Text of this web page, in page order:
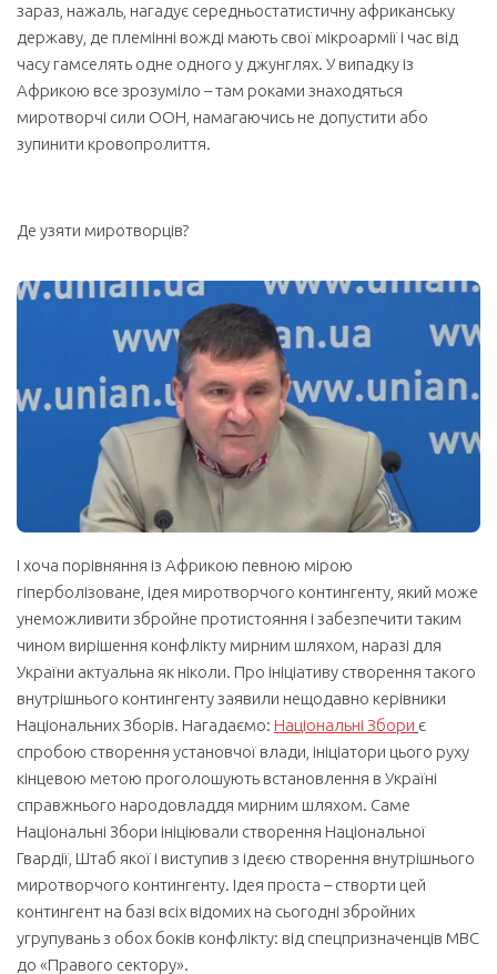
зараз, нажаль, нагадує середньостатистичну африканську
державу, де племінні вожді мають свої мікроармії і час від
часу гамселять одне одного у джунглях. У випадку із
Африкою все зрозуміло – там роками знаходяться
миротворчі сили ООН, намагаючись не допустити або
зупинити кровопролиття.
Де узяти миротворців?
І хоча порівняння із Африкою певною мірою
гіперболізоване, ідея миротворчого контингенту, який може
унеможливити збройне протистояння і забезпечити таким
чином вирішення конфлікту мирним шляхом, наразі для
України актуальна як ніколи. Про ініціативу створення такого
внутрішнього контингенту заявили нещодавно керівники
Національних Зборів. Нагадаємо: Національні Збори є
спробою створення установчої влади, ініціатори цього руху
кінцевою метою проголошують встановлення в Україні
справжнього народовладдя мирним шляхом. Саме
Національні Збори ініціювали створення Національної
Гвардії, Штаб якої і виступив з ідеєю створення внутрішнього
миротворчого контингенту. Ідея проста – створти цей
контингент на базі всіх відомих на сьогодні збройних
угрупувань з обох боків конфлікту: від спецпризначенців МВС
до «Правого сектору».